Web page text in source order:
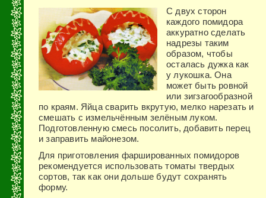
С двух сторон
каждого помидора
аккуратно сделать
надрезы таким
образом, чтобы
осталась дужка как
у лукошка. Она
может быть ровной
или зигзагообразной
по краям. Яйца сварить вкрутую, мелко нарезать и
смешать с измельчённым зелёным луком.
Подготовленную смесь посолить, добавить перец
и заправить майонезом.
Для приготовления фаршированных помидоров
рекомендуется использовать томаты твердых
сортов, так как они дольше будут сохранять
форму.